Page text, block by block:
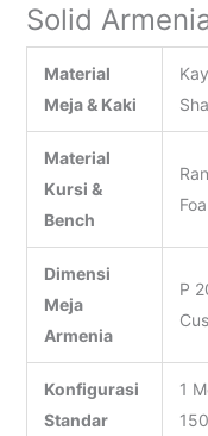
Solid
Material
Meja & Kaki
Material
Kursi &
Bench
Dimensi
Meja
Armenia
P
Konfigurasi
Standar
1